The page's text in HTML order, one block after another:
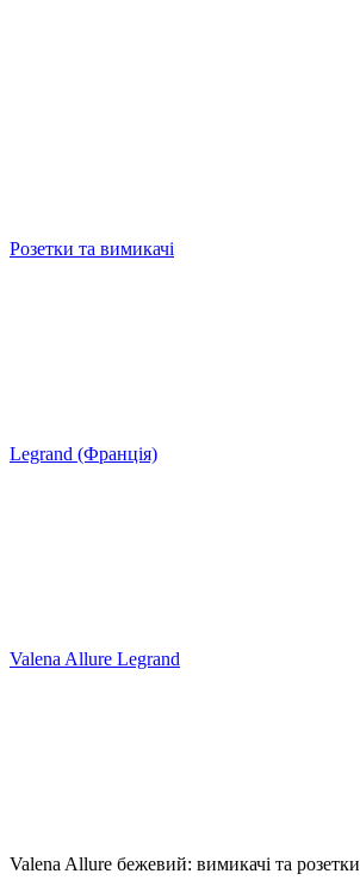
Розетки та вимикачі
Legrand (Франція)
Valena Allure Legrand
Valena Allure бежевий: вимикачі та розетки